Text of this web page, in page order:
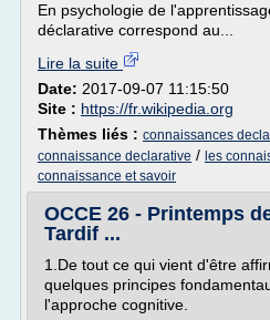
En psychologie de
déclarative correspond au...
Lire la suite
Date: 2017-09-07 11:15:50
Site : https://fr.wikipedia.org
Thèmes liés : connaissances
connaissance declarative / les
connaissance et savoir
OCCE 26 - Printemps
Tardif ...
1.De tout ce qui vient d'être
quelques principes
l'approche cognitive.